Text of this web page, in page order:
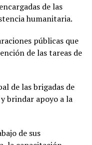
de las
humanitaria.
públicas que
de las tareas de
de las brigadas de
brindar apoyo a la
de sus